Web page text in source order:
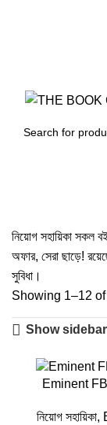
নিয়োগ সহায়িকা
অফার, সেরা ছাড়ে!
সুবিধা।
Showing 1–12
Show sidebar
OUT
Eminent
নিয়োগ সহায়িকা,